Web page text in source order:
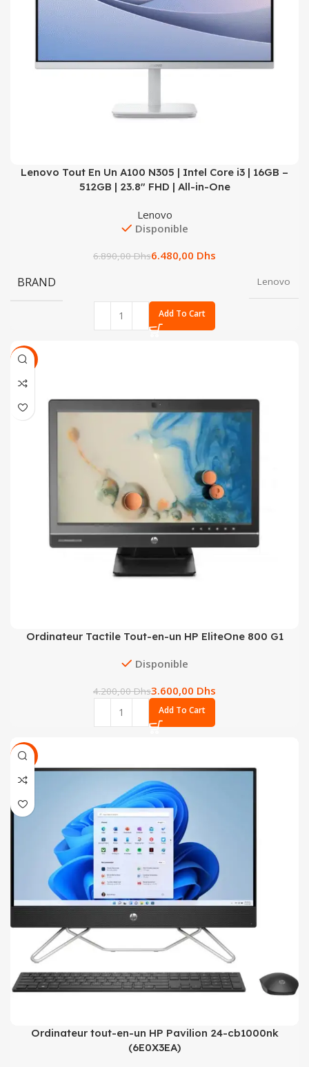
Lenovo Tout En Un A100 N305 | Intel Core i3 | 16GB –
512GB | 23.8″ FHD | All-in-One
Lenovo
Disponible
6.890,00Dhs6.480,00 Dhs
BRAND Lenovo
Add To Cart
SALE
Ordinateur Tactile Tout-en-un HP EliteOne 800 G1
Disponible
4.200,00Dhs3.600,00 Dhs
Add To Cart
SALE
Ordinateur tout-en-un HP Pavilion 24-cb1000nk
(6E0X3EA)